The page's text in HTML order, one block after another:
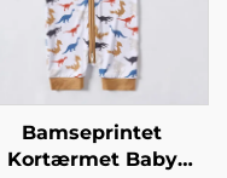
Bamseprintet
Kortærmet Baby